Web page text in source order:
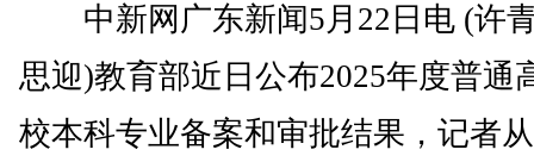
中新网广东新闻5月22日电 (许
思迎)教育部近日公布2025年度普通
校本科专业备案和审批结果，记者